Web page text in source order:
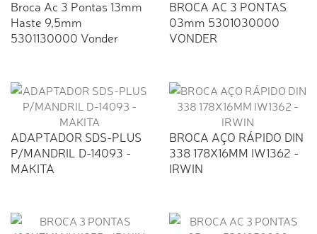
Broca Ac 3 Pontas 13mm
Haste 9,5mm
5301130000 Vonder
BROCA AC 3 PONTAS
03mm 5301030000
VONDER
ADAPTADOR SDS-PLUS
P/MANDRIL D-14093 -
MAKITA
BROCA AÇO RÁPIDO DIN
338 178X16MM IW1362 -
IRWIN